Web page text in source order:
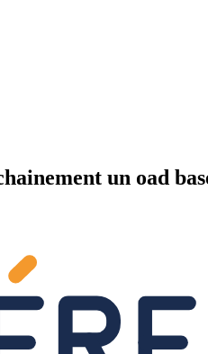
un oad